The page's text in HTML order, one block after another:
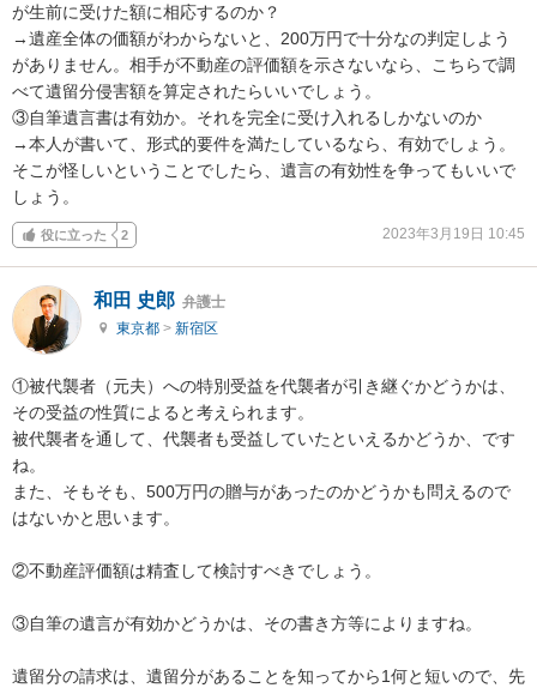
が生前に受けた額に相応するのか？
→遺産全体の価額がわからないと、200万円で十分なの判定しよう
がありません。相手が不動産の評価額を示さないなら、こちらで調
べて遺留分侵害額を算定されたらいいでしょう。
③自筆遺言書は有効か。それを完全に受け入れるしかないのか
→本人が書いて、形式的要件を満たしているなら、有効でしょう。
そこが怪しいということでしたら、遺言の有効性を争ってもいいで
しょう。
役に立った 2 2023年3月19日 10:45
和田 史郎 弁護士
東京都 > 新宿区
①被代襲者（元夫）への特別受益を代襲者が引き継ぐかどうかは、
その受益の性質によると考えられます。
被代襲者を通して、代襲者も受益していたといえるかどうか、です
ね。
また、そもそも、500万円の贈与があったのかどうかも問えるので
はないかと思います。
②不動産評価額は精査して検討すべきでしょう。
③自筆の遺言が有効かどうかは、その書き方等によりますね。
遺留分の請求は、遺留分があることを知ってから1何と短いので、先